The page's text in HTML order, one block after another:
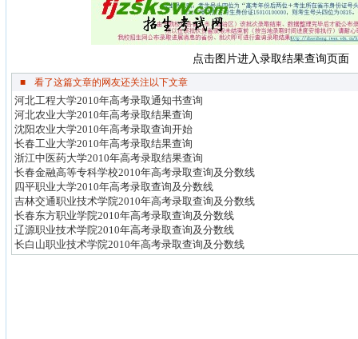
点击图片进入录取结果查询页面
■ 看了这篇文章的网友还关注以下文章
河北工程大学2010年高考录取通知书查询
河北农业大学2010年高考录取结果查询
沈阳农业大学2010年高考录取查询开始
长春工业大学2010年高考录取结果查询
浙江中医药大学2010年高考录取结果查询
长春金融高等专科学校2010年高考录取查询及分数线
四平职业大学2010年高考录取查询及分数线
吉林交通职业技术学院2010年高考录取查询及分数线
长春东方职业学院2010年高考录取查询及分数线
辽源职业技术学院2010年高考录取查询及分数线
长白山职业技术学院2010年高考录取查询及分数线